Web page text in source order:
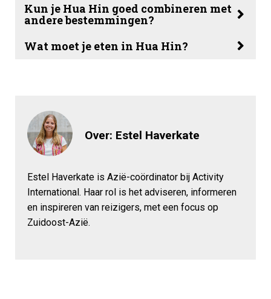
Kun je Hua Hin goed combineren met
andere bestemmingen?
Wat moet je eten in Hua Hin?
Over: Estel Haverkate
Estel Haverkate is Azië-coördinator bij Activity
International. Haar rol is het adviseren, informeren
en inspireren van reizigers, met een focus op
Zuidoost-Azië.